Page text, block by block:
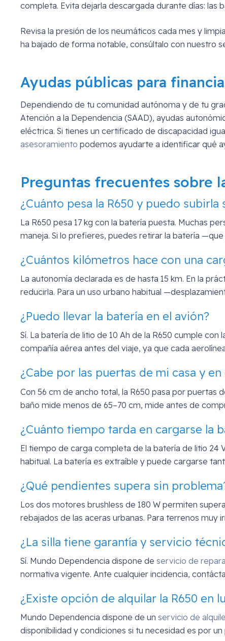
completa. Evita dejarla descargada durante días: las
Revisa la presión de los neumáticos cada mes y
ha bajado de forma notable, consúltalo con nuestro
Ayudas públicas para
Dependiendo de tu comunidad autónoma y de tu
Atención a la Dependencia (SAAD), ayudas
eléctrica. Si tienes un certificado de discapacidad
asesoramiento podemos ayudarte a identificar qué
Preguntas frecuentes sobre
¿Cuánto pesa la R650 y puedo
La R650 pesa 17 kg con la batería puesta. Muchas
maneja. Si lo prefieres, puedes retirar la batería
¿Cuántos kilómetros hace con una
La autonomía declarada es de hasta 15 km. En la
reducirla. Para un uso urbano habitual
¿Puedo llevar la batería en el avión?
Sí. La batería de litio de 10 Ah de la R650 cumple
compañía aérea antes del viaje, ya que cada
¿Cabe por las puertas de mi casa y en
Con 56 cm de ancho total, la R650 pasa por puertas
baño mide menos de 65–70 cm, mide antes de
¿Cuánto tiempo tarda en cargarse la
El tiempo de carga completa de la batería de litio 24
habitual. La batería es extraíble y puede cargarse
¿Qué pendientes supera sin
Los dos motores brushless de 180 W permiten
rebajados de las aceras urbanas. Para terrenos muy
¿La silla tiene garantía y servicio
Sí. Mundo Dependencia dispone de servicio de
normativa vigente. Ante cualquier incidencia,
¿Existe opción de alquilar la R650 en
Mundo Dependencia dispone de un servicio de
disponibilidad y condiciones si tu necesidad es por